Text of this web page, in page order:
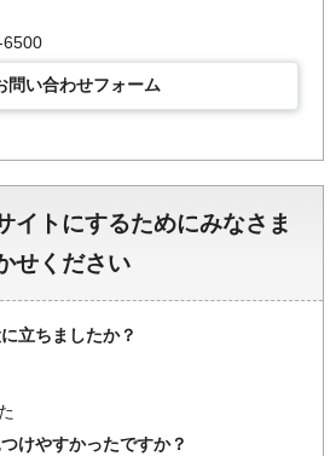
6500
問い合わせフォーム
イトにするためにみなさま
せください
立ちましたか？
けやすかったですか？